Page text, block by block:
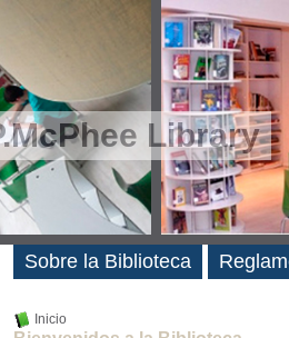
Library
Inicio
Sobre la Biblioteca
Novedades